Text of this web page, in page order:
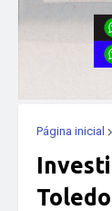
Página inicial